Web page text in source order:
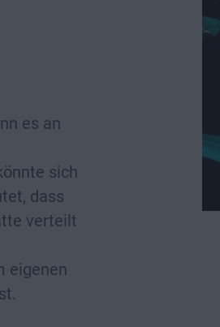
es an
sich
dass
verteilt
eigenen